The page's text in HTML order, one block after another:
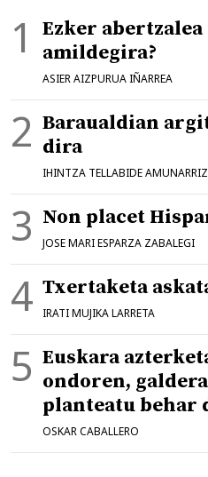
Ezker
amildegira?
ASIER AIZPURUA IÑARREA
Baraualdian
dira
IHINTZA TELLABIDE AMUNARRIZ
Non placet
JOSE MARI ESPARZA ZABALEGI
Txertaketa
IRATI MUJIKA LARRETA
Euskara
ondoren,
planteatu behar
OSKAR CABALLERO